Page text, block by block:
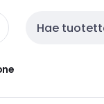
Haku